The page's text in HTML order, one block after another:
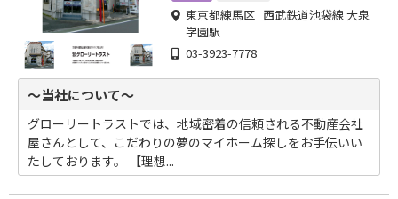
東京都練馬区 西武鉄道池袋線 大泉
学園駅
03-3923-7778
～当社について～
グローリートラストでは、地域密着の信頼される不動産会社
屋さんとして、こだわりの夢のマイホーム探しをお手伝いい
たしております。 【理想...